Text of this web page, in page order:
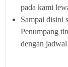
pada kami
Sampai disini
Penumpang
dengan